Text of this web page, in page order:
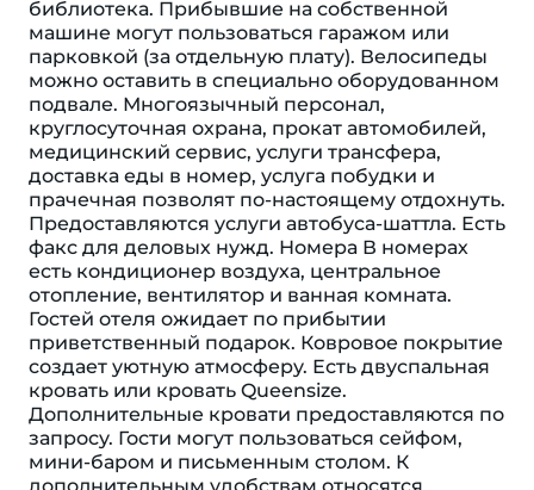
библиотека. Прибывшие на собственной
машине могут пользоваться гаражом или
парковкой (за отдельную плату). Велосипеды
можно оставить в специально оборудованном
подвале. Многоязычный персонал,
круглосуточная охрана, прокат автомобилей,
медицинский сервис, услуги трансфера,
доставка еды в номер, услуга побудки и
прачечная позволят по-настоящему отдохнуть.
Предоставляются услуги автобуса-шаттла. Есть
факс для деловых нужд. Номера В номерах
есть кондиционер воздуха, центральное
отопление, вентилятор и ванная комната.
Гостей отеля ожидает по прибытии
приветственный подарок. Ковровое покрытие
создает уютную атмосферу. Есть двуспальная
кровать или кровать Queensize.
Дополнительные кровати предоставляются по
запросу. Гости могут пользоваться сейфом,
мини-баром и письменным столом. К